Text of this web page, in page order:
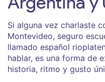
Si alguna vez charlaste
Montevideo, seguro
llamado español
hablar, es una forma de
historia, ritmo y gusto